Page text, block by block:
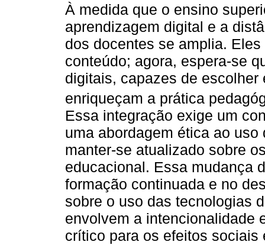
À medida que o ensino
aprendizagem digital e a
dos docentes se amplia.
conteúdo; agora, espera-se
digitais, capazes de
enriqueçam a prática
Essa integração exige um
uma abordagem ética ao
manter-se atualizado sobre
educacional. Essa mudança
formação continuada e no
sobre o uso das tecnologias
envolvem a intencionalidade
crítico para os efeitos